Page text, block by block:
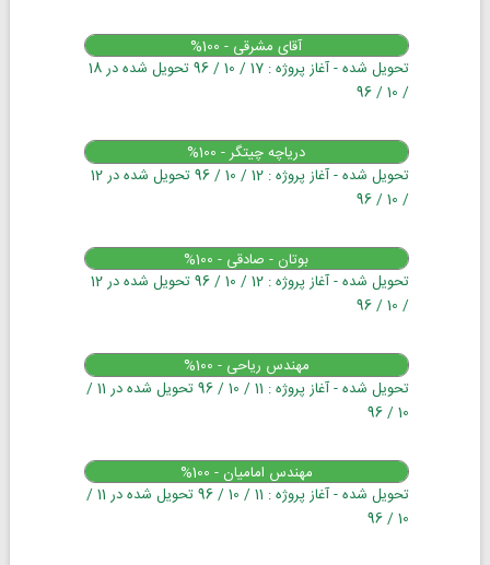
آقای مشرقی - 100%
تحویل شده - آغاز پروژه : 17 / 10 / 96 تحویل شده در 18
/ 10 / 96
دریاچه چیتگر - 100%
تحویل شده - آغاز پروژه : 12 / 10 / 96 تحویل شده در 12
/ 10 / 96
بوتان - صادقی - 100%
تحویل شده - آغاز پروژه : 12 / 10 / 96 تحویل شده در 12
/ 10 / 96
مهندس ریاحی - 100%
تحویل شده - آغاز پروژه : 11 / 10 / 96 تحویل شده در 11 /
10 / 96
مهندس امامیان - 100%
تحویل شده - آغاز پروژه : 11 / 10 / 96 تحویل شده در 11 /
10 / 96